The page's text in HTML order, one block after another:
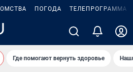
ПОГОДА ТЕЛЕПРОГРАММА
Где помогают вернуть здоровье